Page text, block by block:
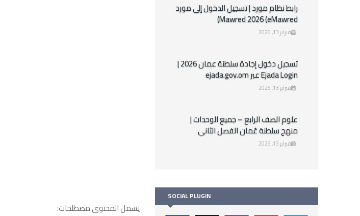
يشمل المحتوى مصطلحات:
رابط نظام مورد | تسجيل الدخول إلى مورد
Mawred 2026 (eMawred)
فبراير 13, 2026
تسجيل دخول إجادة سلطنة عمان 2026 |
Ejada Login عبر ejada.gov.om
فبراير 13, 2026
علوم الصف الرابع – جميع الوحدات |
منهج سلطنة عُمان الفصل الثاني
فبراير 13, 2026
SOCIAL PLUGIN